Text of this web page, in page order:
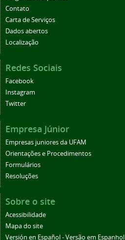
Contato
Carta de Serviços
Dados abertos
Localização
Redes Sociais
Facebook
Instagram
Twitter
Empresa Júnior
Empresas juniores da UFAM
Orientações e Procedimentos
Formulários
Resoluções
Sobre o site
Acessibilidade
Mapa do site
Versión en Español - Versão em Espanhol